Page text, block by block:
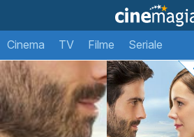
Cinema TV Filme Seriale